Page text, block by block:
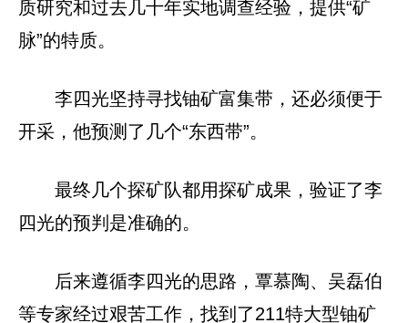
质研究和过去几十年实地调查经验，提供“矿
脉”的特质。
李四光坚持寻找铀矿富集带，还必须便于
开采，他预测了几个“东西带”。
最终几个探矿队都用探矿成果，验证了李
四光的预判是准确的。
后来遵循李四光的思路，覃慕陶、吴磊伯
等专家经过艰苦工作，找到了211特大型铀矿